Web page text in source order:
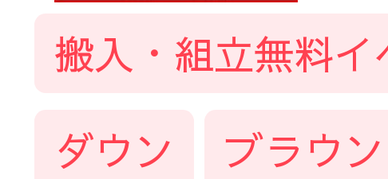
搬入・組立無料イ
ダウン
ブラウン